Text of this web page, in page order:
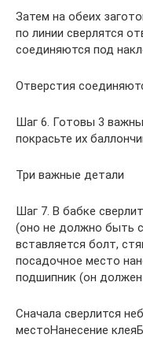
Затем на обеих
по линии сверлятся
соединяются под
Отверстия
Шаг 6. Готовы 3
покрасьте их
Три важные детали
Шаг 7. В бабке
(оно не должно быть
вставляется болт,
посадочное место
подшипник (он
Сначала сверлится
местоНанесение